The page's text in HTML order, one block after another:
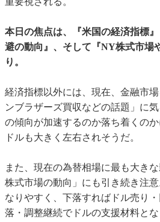
本日の焦点は、『米国の経済指標
避の動向』、そして『NY株式市場
り。
経済指標以外には、現在、金融市
ンブラザーズ買収などの話題」に
の傾向が加速するのか落ち着くの
ドルも大きく左右されそうだ。
また、現在の為替相場に最も大き
株式市場の動向」にも引き続き注
なりやすく、下落すればドル売り
落・調整継続でドルの支援材料と